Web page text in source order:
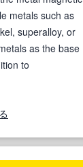
metals such as
superalloy, or
as the base
to